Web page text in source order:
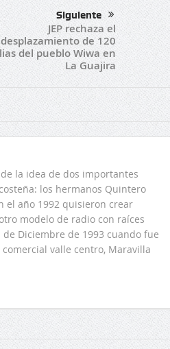
Siguiente
JEP rechaza el
desplazamiento de 120
del pueblo Wiwa en
La Guajira
de la idea de dos importantes
los hermanos Quintero
el año 1992 quisieron crear
modelo de radio con raíces
Diciembre de 1993 cuando fue
valle centro, Maravilla